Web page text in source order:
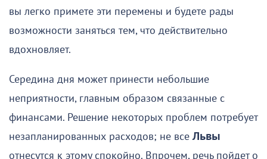
вы легко примете эти перемены и будете рады
возможности заняться тем, что действительно
вдохновляет.
Середина дня может принести небольшие
неприятности, главным образом связанные с
финансами. Решение некоторых проблем потребует
незапланированных расходов; не всеЛьвы
отнесутся к этому спокойно. Впрочем, речь пойдет о